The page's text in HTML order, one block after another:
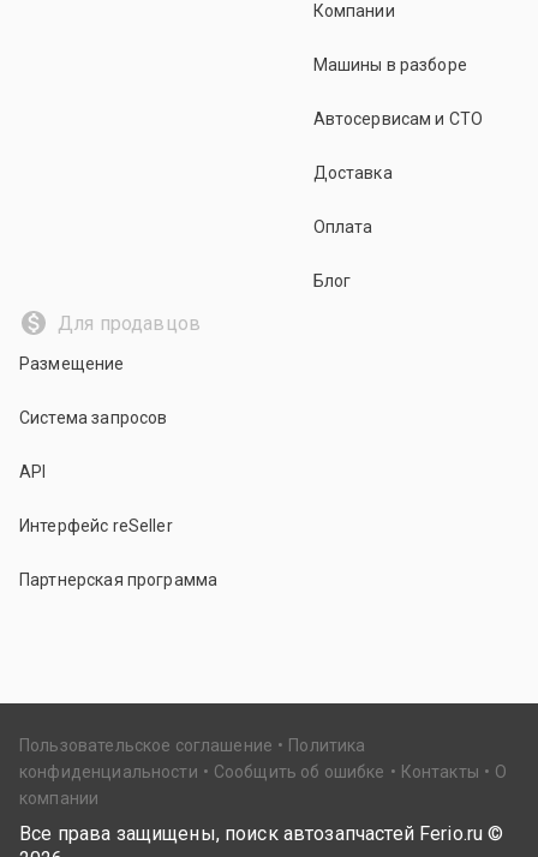
Компании
Машины в разборе
Автосервисам и СТО
Доставка
Оплата
Блог
Для продавцов
Размещение
Система запросов
API
Интерфейс reSeller
Партнерская программа
Пользовательское соглашение
Политика
конфиденциальности
Сообщить об ошибке Контакты
О
компании
Все права защищены, поиск автозапчастей Ferio.ru ©